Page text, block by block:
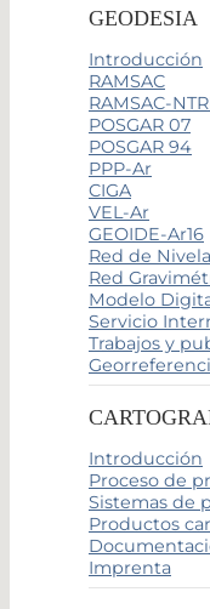
GEODESIA
Introducción
RAMSAC
RAMSAC-
POSGAR 07
POSGAR 94
PPP-Ar
CIGA
VEL-Ar
GEOIDE-Ar16
Red de
Red
Modelo
Servicio
Trabajos y
Introducción
Proceso de
Sistemas de
Productos
Imprenta